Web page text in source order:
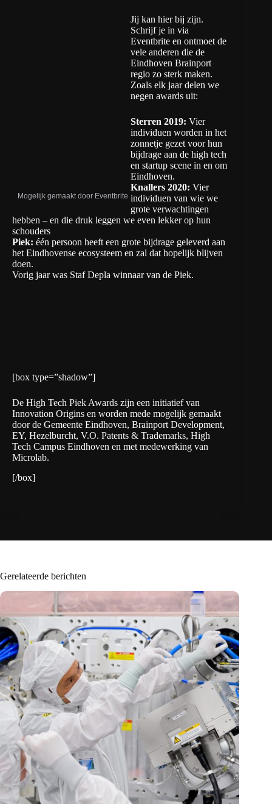
Mogelijk gemaakt door Eventbrite
Jij kan hier bij zijn.
Schrijf je in via
Eventbrite en ontmoet de
vele anderen die de
Eindhoven Brainport
regio zo sterk maken.
Zoals elk jaar delen we
negen awards uit:
Sterren 2019: Vier
individuen worden in het
zonnetje gezet voor hun
bijdrage aan de high tech
en startup scene in en om
Eindhoven.
Knallers 2020: Vier
individuen van wie we
grote verwachtingen
hebben – en die druk leggen we even lekker op hun
schouders
Piek: één persoon heeft een grote bijdrage geleverd aan
het Eindhovense ecosysteem en zal dat hopelijk blijven
doen.
Vorig jaar was Staf Depla winnaar van de Piek.
[box type=”shadow”]
De High Tech Piek Awards zijn een initiatief van
Innovation Origins en worden mede mogelijk gemaakt
door de Gemeente Eindhoven, Brainport Development,
EY, Hezelburcht, V.O. Patents & Trademarks, High
Tech Campus Eindhoven en met medewerking van
Microlab.
[/box]
Gerelateerde berichten